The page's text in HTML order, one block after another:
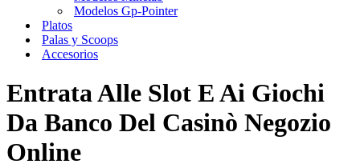
Modelos Gp-Pointer
Platos
Palas y Scoops
Accesorios
Entrata Alle Slot E Ai Giochi
Da Banco Del Casinò Negozio
Online